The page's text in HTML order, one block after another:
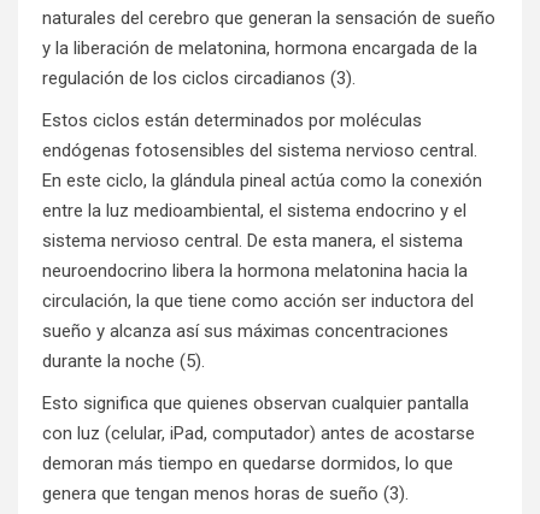
naturales del cerebro que generan la sensación de sueño
y la liberación de melatonina, hormona encargada de la
regulación de los ciclos circadianos (3).
Estos ciclos están determinados por moléculas
endógenas fotosensibles del sistema nervioso central.
En este ciclo, la glándula pineal actúa como la conexión
entre la luz medioambiental, el sistema endocrino y el
sistema nervioso central. De esta manera, el sistema
neuroendocrino libera la hormona melatonina hacia la
circulación, la que tiene como acción ser inductora del
sueño y alcanza así sus máximas concentraciones
durante la noche (5).
Esto significa que quienes observan cualquier pantalla
con luz (celular, iPad, computador) antes de acostarse
demoran más tiempo en quedarse dormidos, lo que
genera que tengan menos horas de sueño (3).